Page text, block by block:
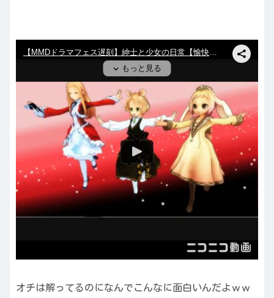
オチは解ってるのになんでこんなに面白いんだよｗｗ